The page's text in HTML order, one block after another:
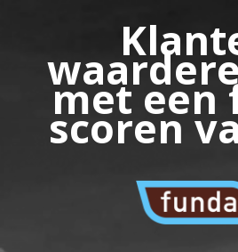
met een
scoren